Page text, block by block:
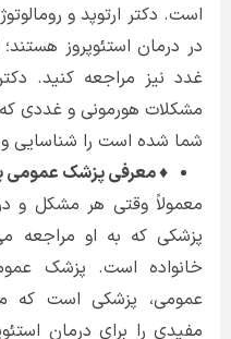
است. دکتر ارتوپد و
در درمان استئوپروز
غدد نیز مراجعه کنید.
مشکلات هورمونی و غددی که
شما شده است را شناسایی
♦ معرفی پزشک عمومی
معمولاً وقتی هر مشکل و
پزشکی که به او مراجعه
خانواده است. پزشک
عمومی، پزشکی است که
مفیدی را برای درمان